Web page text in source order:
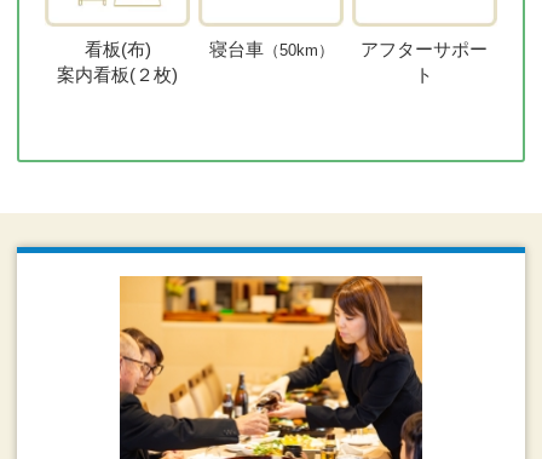
看板(布)
案内看板(２枚)
寝台車（50km）
アフターサポー
ト